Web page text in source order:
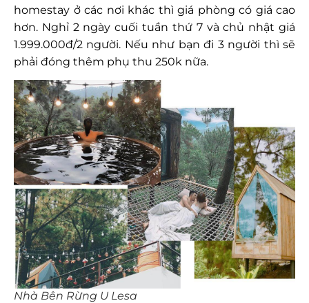
homestay ở các nơi khác thì giá phòng có giá cao
hơn. Nghỉ 2 ngày cuối tuần thứ 7 và chủ nhật giá
1.999.000đ/2 người. Nếu như bạn đi 3 người thì sẽ
phải đóng thêm phụ thu 250k nữa.
Nhà Bên Rừng U Lesa